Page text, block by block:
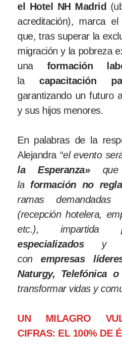
el Hotel NH Madrid
acreditación), marca
que, tras superar la
migración y la pobreza
una formación
lacapacitación
garantizando un futuro
y sus hijos menores.
En palabras de la
Alejandra “el evento
la Esperanza»que
la formación no
ramas
(recepción hotelera,
etc.),
especializadosy en
conempresas
Naturgy, Telefónica o
transformar vidas y
UN MILAGRO
CIFRAS: EL 100% DE